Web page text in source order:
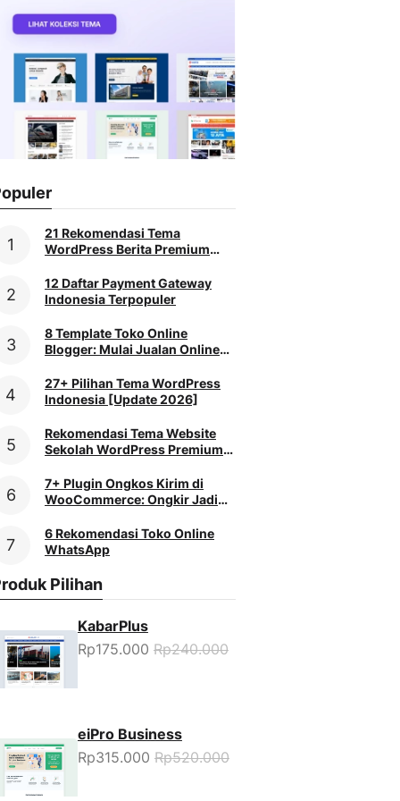
21 Rekomendasi Tema
WordPress Berita Premium
12 Daftar Payment Gateway
Indonesia Terpopuler
8 Template Toko Online
Blogger: Mulai Jualan Online
27+ Pilihan Tema WordPress
Indonesia [Update 2026]
Rekomendasi Tema Website
Sekolah WordPress Premium
7+ Plugin Ongkos Kirim di
WooCommerce: Ongkir Jadi
6 Rekomendasi Toko Online
WhatsApp
Pilihan
KabarPlus
Rp175.000 Rp240.000
eiPro Business
Rp315.000 Rp520.000